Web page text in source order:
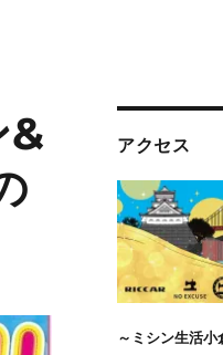
&
アクセス
～ミシン生活小